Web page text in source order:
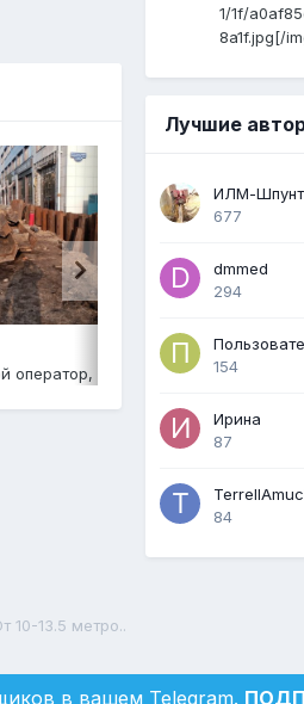
оператор, 21 декабря, 2020
От
1/1f/
8a1f.jpg[/
Лучшие
ИЛМ-Шпунт
677
dmmed
294
154
Ирина
87
84
10-13.5 метро..
в вашем Telegram.